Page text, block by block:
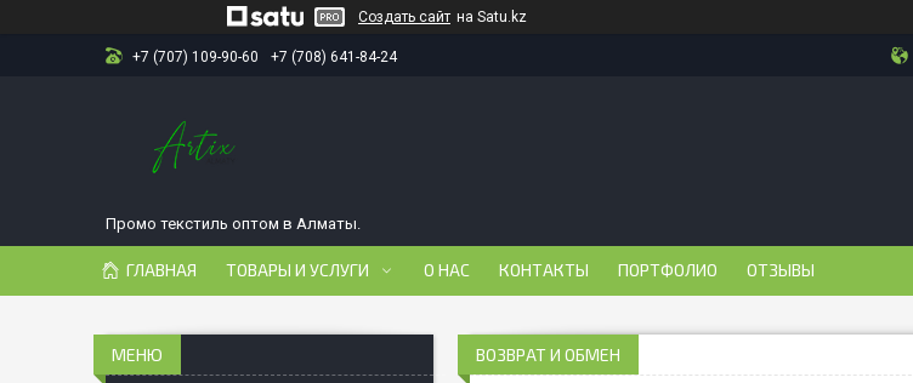
Создать сайт на Satu.kz
+7 (707) 109-90-60 +7 (708) 641-84-24
Промо текстиль оптом в Алматы.
ГЛАВНАЯ ТОВАРЫ И УСЛУГИ О НАС КОНТАКТЫ ПОРТФОЛИО ОТЗЫВЫ
ВОЗВРАТ И ОБМЕН